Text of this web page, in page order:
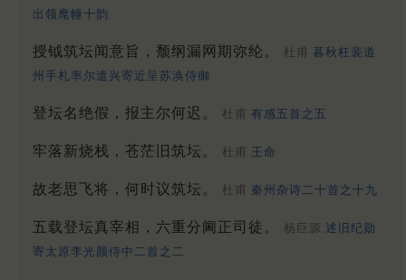
出领麾幢十韵
授钺筑坛闻意旨，颓纲漏网期弥纶。 杜甫 暮秋枉裴道
州手札率尔遣兴寄近呈苏涣侍御
登坛名绝假，报主尔何迟。 杜甫 有感五首之五
牢落新烧栈，苍茫旧筑坛。 杜甫 王命
故老思飞将，何时议筑坛。 杜甫 秦州杂诗二十首之十九
五载登坛真宰相，六重分阃正司徒。 杨巨源 述旧纪勋
寄太原李光颜侍中二首之二